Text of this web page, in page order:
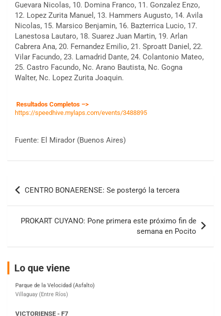
Guevara Nicolas, 10. Domina Franco, 11. Gonzalez Enzo,
12. Lopez Zurita Manuel, 13. Hammers Augusto, 14. Avila
Nicolas, 15. Marsico Benjamin, 16. Bazterrica Lucio, 17.
Lanestosa Lautaro, 18. Suarez Juan Martin, 19. Arlan
Cabrera Ana, 20. Fernandez Emilio, 21. Sproatt Daniel, 22.
Vilar Facundo, 23. Lamadrid Dante, 24. Colantonio Mateo,
25. Castro Facundo, Nc. Arano Bautista, Nc. Gogna
Walter, Nc. Lopez Zurita Joaquin.
Resultados Completos –>
https://speedhive.mylaps.com/events/3488895
Fuente: El Mirador (Buenos Aires)
Navegación
de
entradas
CENTRO BONAERENSE: Se postergó la tercera
PROKART CUYANO: Pone primera este próximo fin de
semana en Pocito
Lo que viene
08/09-AGO
Ramiro Tot (Asfalto)
KDO - F6
Parque de la Velocidad (Asfalto)
Villaguay (Entre Ríos)
VICTORIENSE - F7
Victoria (Entre Ríos)